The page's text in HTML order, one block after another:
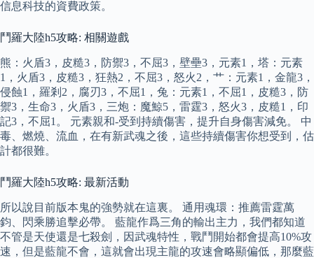
信息科技的資費政策。
鬥羅大陸h5攻略: 相關遊戲
熊：火盾3，皮糙3，防禦3，不屈3，壁壘3，元素1，塔：元素
1，火盾3，皮糙3，狂熱2，不屈3，怒火2，艹：元素1，金龍3，
侵蝕1，羅剎2，腐刃3，不屈1，兔：元素1，不屈1，皮糙3，防
禦3，生命3，火盾3，三炮：魔鯨5，雷霆3，怒火3，皮糙1，印
記3，不屈1。 元素親和-受到持續傷害，提升自身傷害減免。 中
毒、燃燒、流血，在有新武魂之後，這些持續傷害你想受到，估
計都很難。
鬥羅大陸h5攻略: 最新活動
所以說目前版本鬼的強勢就在這裏。 通用魂環：推薦雷霆萬
鈞、閃乘勝追擊必帶。 藍龍作爲三角的輸出主力，我們都知道
不管是天使還是七殺劍，因武魂特性，戰鬥開始都會提高10%攻
速，但是藍龍不會，這就會出現主龍的攻速會略顯偏低，那麼藍